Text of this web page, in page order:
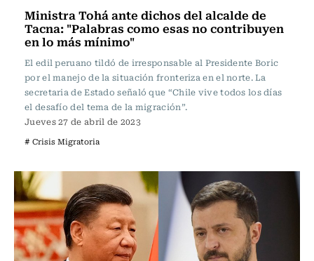
Ministra Tohá ante dichos del alcalde de
Tacna: "Palabras como esas no contribuyen
en lo más mínimo"
El edil peruano tildó de irresponsable al Presidente Boric
por el manejo de la situación fronteriza en el norte. La
secretaria de Estado señaló que “Chile vive todos los días
el desafío del tema de la migración”.
Jueves 27 de abril de 2023
# Crisis Migratoria